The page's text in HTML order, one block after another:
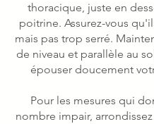
thoracique, juste en
poitrine. Assurez-vous
mais pas trop serré.
de niveau et parallèle au
épouser doucement
Pour les mesures qui
nombre impair,